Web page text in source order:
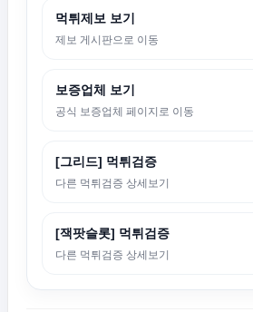
먹튀제보 보기
제보 게시판으로 이동
보증업체 보기
공식 보증업체 페이지로 이동
[그리드] 먹튀검증
다른 먹튀검증 상세보기
[잭팟슬롯] 먹튀검증
다른 먹튀검증 상세보기